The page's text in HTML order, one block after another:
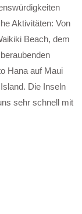
Aktivitäten: Von
Beach, dem
Hana auf Maui
Die Inseln
sehr schnell mit